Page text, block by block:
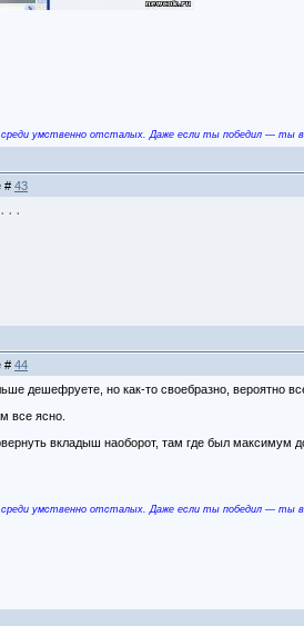
умственно отсталых. Даже если ты победил — ты
# 43
# 44
дешефруете, но как-то своебразно, вероятно
все ясно.
вкладыш наоборот, там где был максимум
умственно отсталых. Даже если ты победил — ты